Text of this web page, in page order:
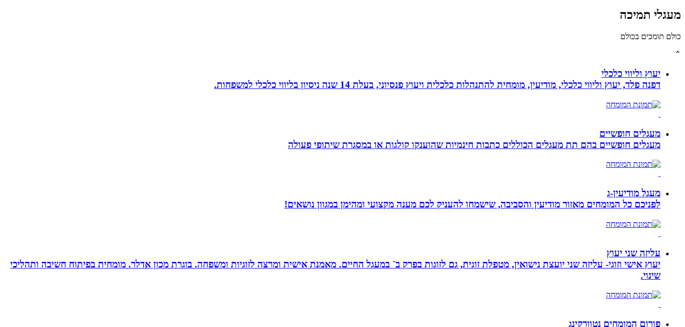
מעגלי תמיכה
כולם תומכים בכולם
⌃
יעוץ וליווי כלכלי
דפנה פלד, יעוץ וליווי כלכלי, מודיעין, מומחית להתנהלות כלכלית ויעוץ פנסיוני, בעלת 14 שנה ניסיון בליווי כלכלי למשפחות.
מעגלים חופשיים
מעגלים חופשיים בהם תת מעגלים הכוללים כתבות חינמיות שהוענקו קולגות או במסגרת שיתופי פעולה
מעגל מודיעין-ג
לפניכם כל המומחים מאזור מודיעין והסביבה, שישמחו להעניק לכם מענה מקצועי ומהימן במגוון נושאים!
עליזה שני יעוץ
יעוץ אישי וזוגי- עליזה שני יועצת נישואין, מטפלת זוגית, גם לזוגות בפרק ב` במעגל החיים. מאמנת אישית ומרצה לזוגיות ומשפחה. בוגרת מכון אדלר. מומחית בפיתוח חשיבה ותהליכי
שינוי.
פורום המומחים נטוורקינג